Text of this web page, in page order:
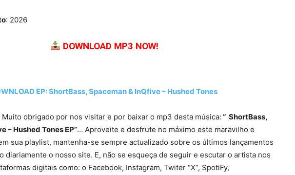
: 2026
DOWNLOAD MP3 NOW!
EP: ShortBass, Spaceman & InQfive – Hushed Tones
obrigado por nos visitar e por baixar o mp3 desta música: “ ShortBass,
– Hushed Tones EP”… Aproveite e desfrute no máximo este maravilho e
sua playlist, mantenha-se sempre actualizado sobre os últimos lançamentos
diariamente o nosso site. E, não se esqueça de seguir e escutar o artista nos
digitais como: o Facebook, Instagram, Twiter “X”, SpotiFy,